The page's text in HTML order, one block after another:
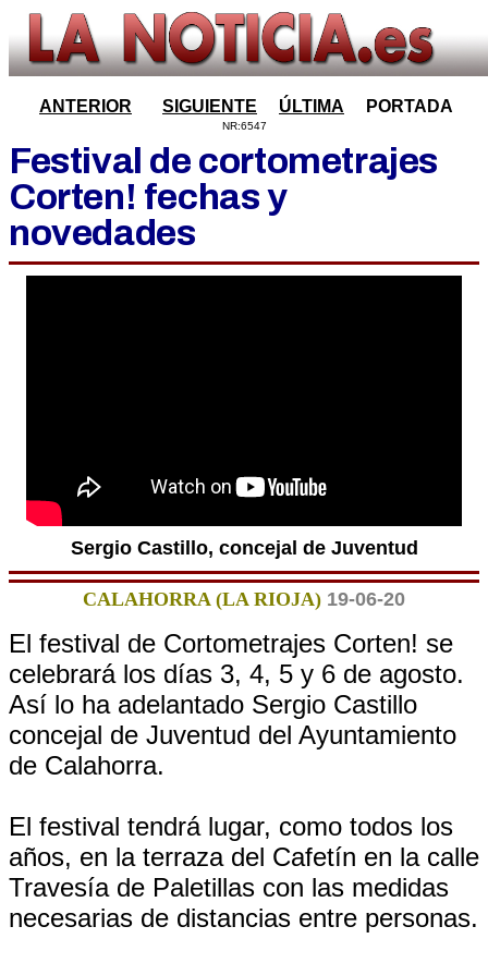
ANTERIOR SIGUIENTE ÚLTIMA PORTADA
NR:6547
Festival de cortometrajes
Corten! fechas y
novedades
Sergio Castillo, concejal de Juventud
CALAHORRA (LA RIOJA) 19-06-20
El festival de Cortometrajes Corten! se
celebrará los días 3, 4, 5 y 6 de agosto.
Así lo ha adelantado Sergio Castillo
concejal de Juventud del Ayuntamiento
de Calahorra.
El festival tendrá lugar, como todos los
años, en la terraza del Cafetín en la calle
Travesía de Paletillas con las medidas
necesarias de distancias entre personas.